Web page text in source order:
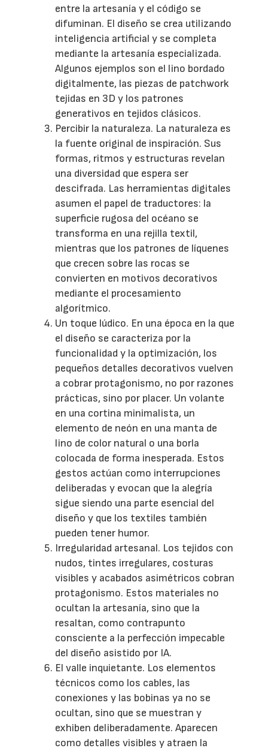
entre la artesanía y el código se
difuminan. El diseño se crea utilizando
inteligencia artificial y se completa
mediante la artesanía especializada.
Algunos ejemplos son el lino bordado
digitalmente, las piezas de patchwork
tejidas en 3D y los patrones
generativos en tejidos clásicos.
Percibir la naturaleza. La naturaleza es
la fuente original de inspiración. Sus
formas, ritmos y estructuras revelan
una diversidad que espera ser
descifrada. Las herramientas digitales
asumen el papel de traductores: la
superficie rugosa del océano se
transforma en una rejilla textil,
mientras que los patrones de líquenes
que crecen sobre las rocas se
convierten en motivos decorativos
mediante el procesamiento
algorítmico.
Un toque lúdico. En una época en la que
el diseño se caracteriza por la
funcionalidad y la optimización, los
pequeños detalles decorativos vuelven
a cobrar protagonismo, no por razones
prácticas, sino por placer. Un volante
en una cortina minimalista, un
elemento de neón en una manta de
lino de color natural o una borla
colocada de forma inesperada. Estos
gestos actúan como interrupciones
deliberadas y evocan que la alegría
sigue siendo una parte esencial del
diseño y que los textiles también
pueden tener humor.
Irregularidad artesanal. Los tejidos con
nudos, tintes irregulares, costuras
visibles y acabados asimétricos cobran
protagonismo. Estos materiales no
ocultan la artesanía, sino que la
resaltan, como contrapunto
consciente a la perfección impecable
del diseño asistido por IA.
El valle inquietante. Los elementos
técnicos como los cables, las
conexiones y las bobinas ya no se
ocultan, sino que se muestran y
exhiben deliberadamente. Aparecen
como detalles visibles y atraen la